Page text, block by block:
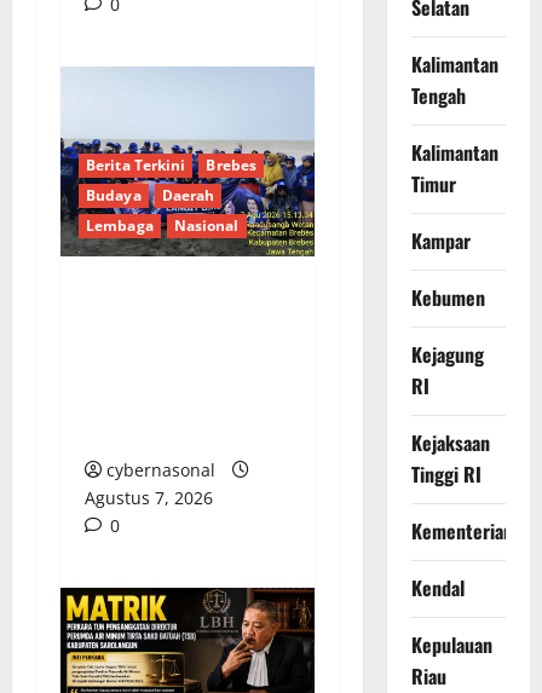
Berita Terkini
Brebes
Budaya
Daerah
Lembaga
Nasional
cybernasonal
Agustus 7, 2026
0
Selatan
Kalimantan
Tengah
Kalimantan
Timur
Kampar
Kebumen
Kejagung
RI
Kejaksaan
Tinggi RI
Kementerian
Kendal
Kepulauan
Riau